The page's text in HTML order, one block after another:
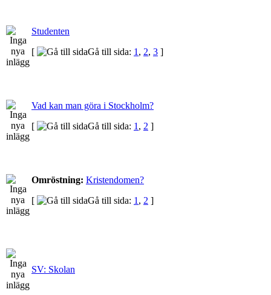
Studenten
[
Gå till sida: 1 , 2, 3 ]
Vad kan man göra i Stockholm?
[
Gå till sida: 1 , 2 ]
Omröstning: Kristendomen?
[
Gå till sida: 1 , 2 ]
SV: Skolan